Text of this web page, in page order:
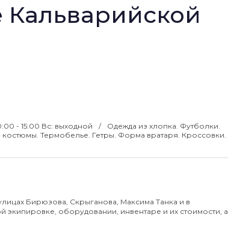
- 15:00 Вс: выходной
Одежда из хлопка. Футболки.
Термобелье. Гетры. Форма вратаря. Кроссовки.
Бирюзова, Скрыганова, Максима Танка и в
оборудовании, инвентаре и их стоимости, а